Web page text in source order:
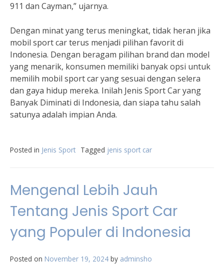
911 dan Cayman,” ujarnya.
Dengan minat yang terus meningkat, tidak heran jika
mobil sport car terus menjadi pilihan favorit di
Indonesia. Dengan beragam pilihan brand dan model
yang menarik, konsumen memiliki banyak opsi untuk
memilih mobil sport car yang sesuai dengan selera
dan gaya hidup mereka. Inilah Jenis Sport Car yang
Banyak Diminati di Indonesia, dan siapa tahu salah
satunya adalah impian Anda.
Posted in Jenis Sport Tagged jenis sport car
Mengenal Lebih Jauh
Tentang Jenis Sport Car
yang Populer di Indonesia
Posted on November 19, 2024 by adminsho